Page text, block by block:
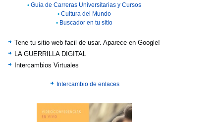
• Guia de Carreras Universitarias y Cursos
• Cultura del Mundo
• Buscador en tu sitio
Tene tu sitio web facil de usar. Aparece en Google!
LA GUERRILLA DIGITAL
Intercambios Virtuales
Intercambio de enlaces